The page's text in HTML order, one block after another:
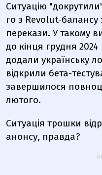
Ситуацію
го з Revolut-
перекази. У такому
до кінця грудня
додали українську
відкрили бета-
завершилося
лютого.
Ситуація трошки
анонсу, правда?